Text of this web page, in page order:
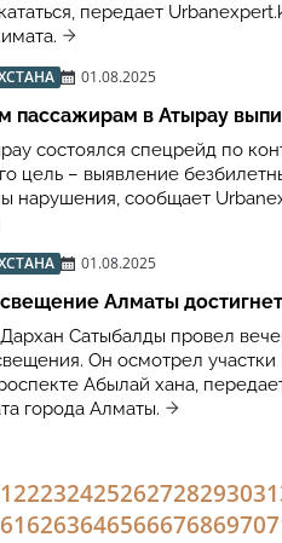
передает
01.08.2025
пассажирам в Атырау
состоялся спецрейд по
цель – выявление
нарушения, сообщает
01.08.2025
Алматы
Сатыбалды провел
Он осмотрел
Абылай хана,
города Алматы.
22232425262728293031
61626364656667686970